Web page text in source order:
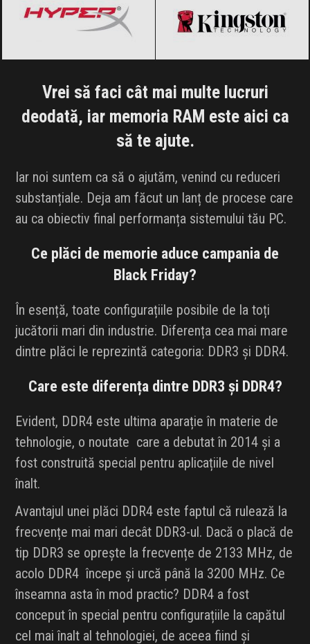
Vrei să faci cât mai multe lucruri
deodată, iar memoria RAM este aici ca
să te ajute.
Iar noi suntem ca să o ajutăm, venind cu reduceri
substanțiale. Deja am făcut un lanț de procese care
au ca obiectiv final performanța sistemului tău PC.
Ce plăci de memorie aduce campania de
Black Friday?
În esență, toate configurațiile posibile de la toți
jucătorii mari din industrie. Diferența cea mai mare
dintre plăci le reprezintă categoria: DDR3 și DDR4.
Care este diferența dintre DDR3 și DDR4?
Evident, DDR4 este ultima aparație în materie de
tehnologie, o noutate care a debutat în 2014 și a
fost construită special pentru aplicațiile de nivel
înalt.
Avantajul unei plăci DDR4 este faptul că rulează la
frecvențe mai mari decât DDR3-ul. Dacă o placă de
tip DDR3 se oprește la frecvențe de 2133 MHz, de
acolo DDR4 începe și urcă până la 3200 MHz. Ce
înseamna asta în mod practic? DDR4 a fost
conceput în special pentru configurațiile la capătul
cel mai înalt al tehnologiei, de aceea fiind și